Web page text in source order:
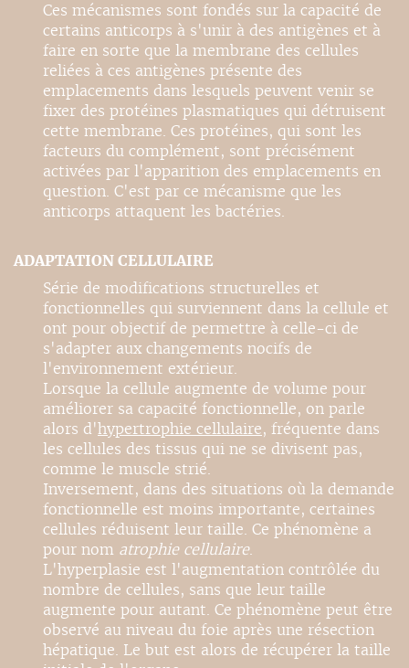
Ces mécanismes sont fondés sur la capacité de
certains anticorps à s'unir à des antigènes et à
faire en sorte que la membrane des cellules
reliées à ces antigènes présente des
emplacements dans lesquels peuvent venir se
fixer des protéines plasmatiques qui détruisent
cette membrane. Ces protéines, qui sont les
facteurs du complément, sont précisément
activées par l'apparition des emplacements en
question. C'est par ce mécanisme que les
anticorps attaquent les bactéries.
ADAPTATION CELLULAIRE
Série de modifications structurelles et
fonctionnelles qui surviennent dans la cellule et
ont pour objectif de permettre à celle-ci de
s'adapter aux changements nocifs de
l'environnement extérieur.
Lorsque la cellule augmente de volume pour
améliorer sa capacité fonctionnelle, on parle
alors d'hypertrophie cellulaire, fréquente dans
les cellules des tissus qui ne se divisent pas,
comme le muscle strié.
Inversement, dans des situations où la demande
fonctionnelle est moins importante, certaines
cellules réduisent leur taille. Ce phénomène a
pour nom atrophie cellulaire.
L'hyperplasie est l'augmentation contrôlée du
nombre de cellules, sans que leur taille
augmente pour autant. Ce phénomène peut être
observé au niveau du foie après une résection
hépatique. Le but est alors de récupérer la taille